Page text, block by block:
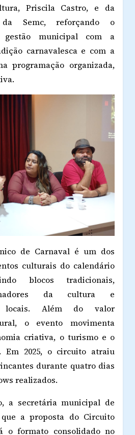
Priscila Castro, e da
Semc, reforçando o
gestão municipal com a
carnavalesca e com a
programação organizada,
de Carnaval é um dos
culturais do calendário
blocos tradicionais,
da cultura e
locais. Além do valor
o evento movimenta
criativa, o turismo e o
Em 2025, o circuito atraiu
durante quatro dias
realizados.
a secretária municipal de
a proposta do Circuito
o formato consolidado no